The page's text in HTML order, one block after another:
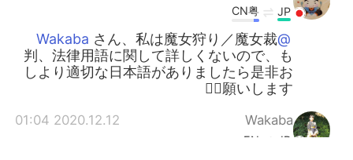
JP
CN粤
@Wakaba
さん、私は魔女狩り／魔女裁
判、法律用語に関して詳しくないので、も
しより適切な日本語がありましたら是非お
願いします🙇‍♀️
Wakaba
2020.12.12 01:04
JP
EN